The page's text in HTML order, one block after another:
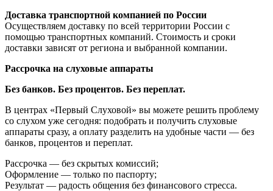
Доставка транспортной компанией по России
Осуществляем доставку по всей территории России с
помощью транспортных компаний. Стоимость и сроки
доставки зависят от региона и выбранной компании.
Рассрочка на слуховые аппараты
Без банков. Без процентов. Без переплат.
В центрах «Первый Слуховой» вы можете решить проблему
со слухом уже сегодня: подобрать и получить слуховые
аппараты сразу, а оплату разделить на удобные части — без
банков, процентов и переплат.
Рассрочка — без скрытых комиссий;
Оформление — только по паспорту;
Результат — радость общения без финансового стресса.